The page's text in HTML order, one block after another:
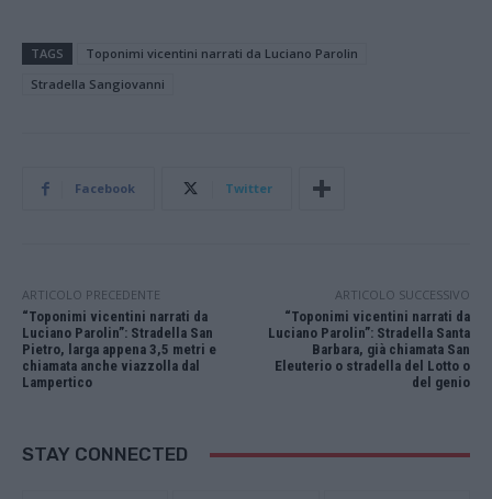
TAGS
Toponimi vicentini narrati da Luciano Parolin
Stradella Sangiovanni
Facebook Twitter
ARTICOLO PRECEDENTE
“Toponimi vicentini narrati da
Luciano Parolin”: Stradella San
Pietro, larga appena 3,5 metri e
chiamata anche viazzolla dal
Lampertico
ARTICOLO SUCCESSIVO
“Toponimi vicentini narrati da
Luciano Parolin”: Stradella Santa
Barbara, già chiamata San
Eleuterio o stradella del Lotto o
del genio
STAY CONNECTED